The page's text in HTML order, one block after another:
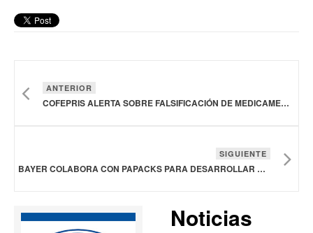
ANTERIOR
COFEPRIS ALERTA SOBRE FALSIFICACIÓN DE MEDICAMENTO PARA EL GLAUCOMA
SIGUIENTE
BAYER COLABORA CON PAPACKS PARA DESARROLLAR ENVASES ALTERNATIVOS PARA PRODUCTOS DE CONSUMO EN EL ÁREA DE LA SALUD
Noticias